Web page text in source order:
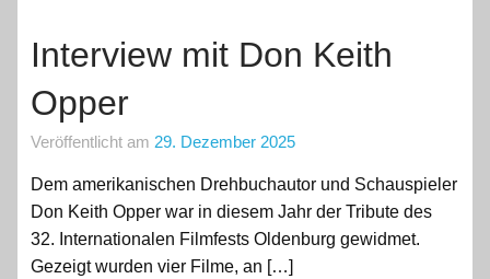
Interview mit Don Keith
Opper
Veröffentlicht am 29. Dezember 2025
Dem amerikanischen Drehbuchautor und Schauspieler
Don Keith Opper war in diesem Jahr der Tribute des
32. Internationalen Filmfests Oldenburg gewidmet.
Gezeigt wurden vier Filme, an […]